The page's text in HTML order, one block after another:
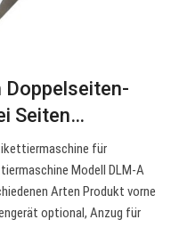
Seiten…
für
Modell DLM-A
Arten Produkt vorne
optional, Anzug für